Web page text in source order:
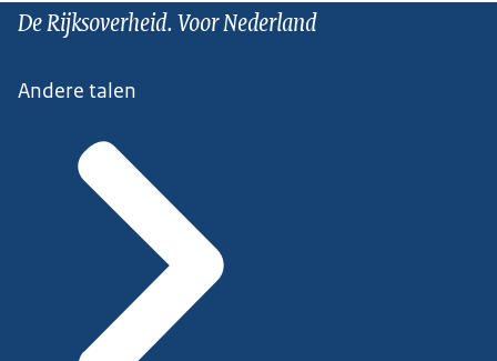
De Rijksoverheid. Voor Nederland
Andere talen